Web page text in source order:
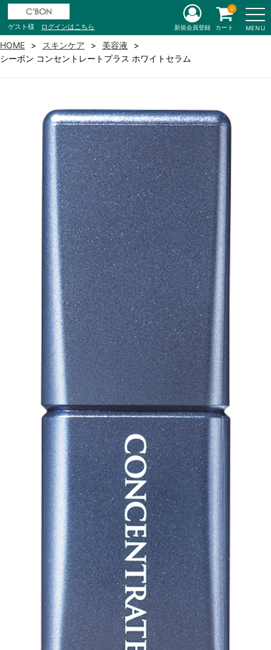
ゲスト様 ログインはこちら MENU
新規会員登録 カート
0
HOME スキンケア
美容液
シーボン コンセントレートプラス ホワイトセラム